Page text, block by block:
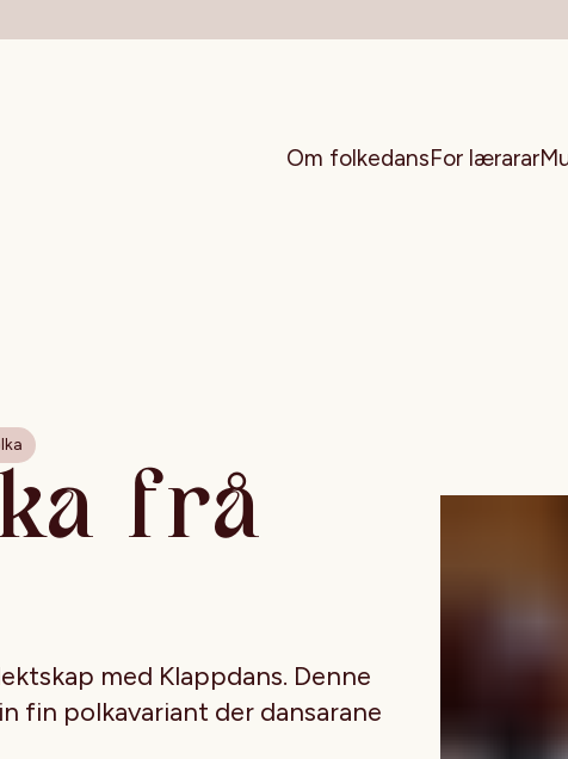
Om folkedansFor lærarar
frå
med Klappdans. Denne
fin polkavariant der dansarane